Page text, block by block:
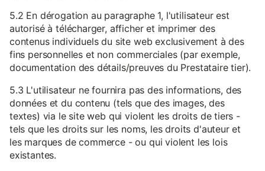
5.2 En dérogation au paragraphe 1, l'utilisateur est
autorisé à télécharger, afficher et imprimer des
contenus individuels du site web exclusivement à des
fins personnelles et non commerciales (par exemple,
documentation des détails/preuves du Prestataire tier).
5.3 L'utilisateur ne fournira pas des informations, des
données et du contenu (tels que des images, des
textes) via le site web qui violent les droits de tiers -
tels que les droits sur les noms, les droits d'auteur et
les marques de commerce - ou qui violent les lois
existantes.